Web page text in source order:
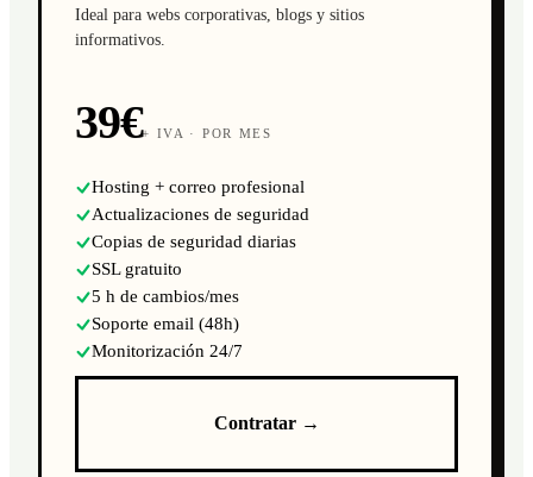
Ideal para webs corporativas, blogs y sitios
informativos.
39€+ IVA · POR MES
Hosting + correo profesional
Actualizaciones de seguridad
Copias de seguridad diarias
SSL gratuito
5 h de cambios/mes
Soporte email (48h)
Monitorización 24/7
Contratar →